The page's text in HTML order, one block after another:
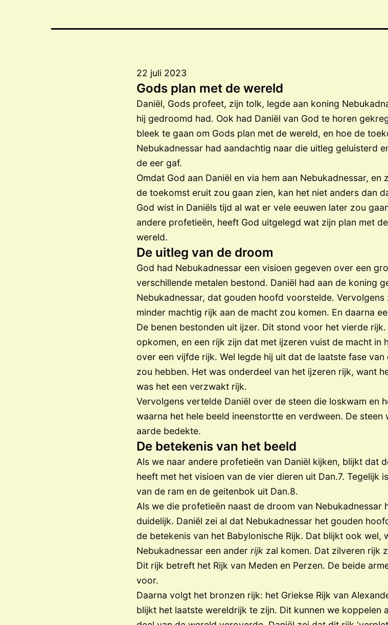
22 juli 2023
Gods plan met de wereld
Daniël, Gods profeet, zijn tolk, legde aan koning
hij gedroomd had. Ook had Daniël van God te horen
bleek te gaan om Gods plan met de wereld, en hoe de
Nebukadnessar had aandachtig naar die uitleg geluisterd
de eer gaf.
Omdat God aan Daniël en via hem aan Nebukadnessar,
de toekomst eruit zou gaan zien, kan het niet anders dan
God wist in Daniëls tijd al wat er vele eeuwen later zou
andere profetieën, heeft God uitgelegd wat zijn plan met
wereld.
De uitleg van de droom
God had Nebukadnessar een visioen gegeven over een
verschillende metalen bestond. Daniël had aan de koning
Nebukadnessar, dat gouden hoofd voorstelde. Vervolgens
minder machtig rijk aan de macht zou komen. En daarna
De benen bestonden uit ijzer. Dit stond voor het vierde
opkomen, en een rijk zijn dat met ijzeren vuist de macht in
over een vijfde rijk. Wel legde hij uit dat de laatste fase
zou hebben. Het was onderdeel van het ijzeren rijk, want
was het een verzwakt rijk.
Vervolgens vertelde Daniël over de steen die loskwam en
waarna het hele beeld ineenstortte en verdween. De
aarde bedekte.
De betekenis van het beeld
Als we naar andere profetieën van Daniël kijken, blijkt dat
heeft met het visioen van de vier dieren uit Dan.7. Tegelijk
van de ram en de geitenbok uit Dan.8.
Als we die profetieën naast de droom van Nebukadnessar
duidelijk. Daniël zei al dat Nebukadnessar het gouden
de betekenis van het Babylonische Rijk. Dat blijkt ook wel,
Nebukadnessar een ander rijk zal komen. Dat zilveren rijk
Dit rijk betreft het Rijk van Meden en Perzen. De beide
voor.
Daarna volgt het bronzen rijk: het Griekse Rijk van
blijkt het laatste wereldrijk te zijn. Dit kunnen we koppelen